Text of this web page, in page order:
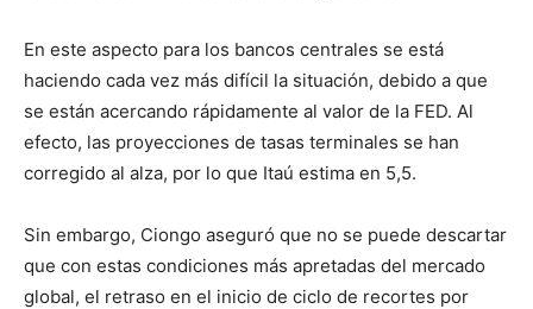
En este aspecto para los bancos centrales se está
haciendo cada vez más difícil la situación, debido a que
se están acercando rápidamente al valor de la FED. Al
efecto, las proyecciones de tasas terminales se han
corregido al alza, por lo que Itaú estima en 5,5.
Sin embargo, Ciongo aseguró que no se puede descartar
que con estas condiciones más apretadas del mercado
global, el retraso en el inicio de ciclo de recortes por